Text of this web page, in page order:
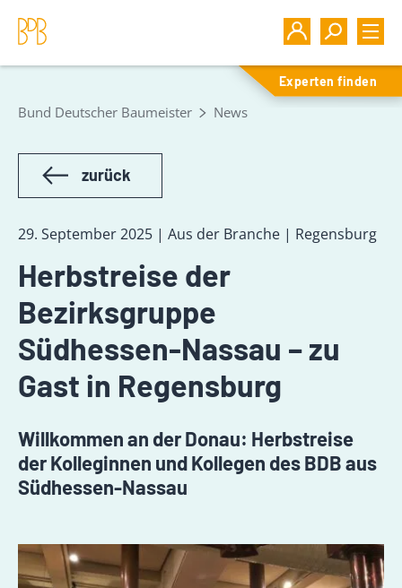
Experten finden
Bund Deutscher Baumeister News
zurück
29. September 2025 | Aus der Branche | Regensburg
Herbstreise der
Bezirksgruppe
Südhessen-Nassau – zu
Gast in Regensburg
Willkommen an der Donau: Herbstreise
der Kolleginnen und Kollegen des BDB aus
Südhessen-Nassau